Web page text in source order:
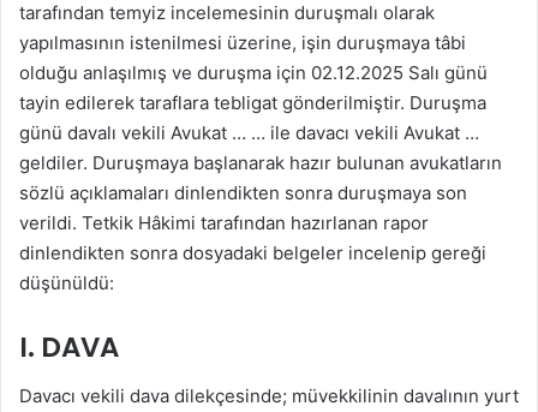
tarafından temyiz incelemesinin duruşmalı olarak
yapılmasının istenilmesi üzerine, işin duruşmaya tâbi
olduğu anlaşılmış ve duruşma için 02.12.2025 Salı günü
tayin edilerek taraflara tebligat gönderilmiştir. Duruşma
günü davalı vekili Avukat … … ile davacı vekili Avukat …
geldiler. Duruşmaya başlanarak hazır bulunan avukatların
sözlü açıklamaları dinlendikten sonra duruşmaya son
verildi. Tetkik Hâkimi tarafından hazırlanan rapor
dinlendikten sonra dosyadaki belgeler incelenip gereği
düşünüldü:
I. DAVA
Davacı vekili dava dilekçesinde; müvekkilinin davalının yurt